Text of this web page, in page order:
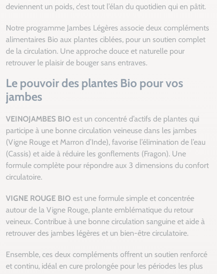
deviennent un poids, c’est tout l’élan du quotidien qui en pâtit.
Notre programme Jambes Légères associe deux compléments
alimentaires Bio aux plantes ciblées, pour un soutien complet
de la circulation. Une approche douce et naturelle pour
retrouver le plaisir de bouger sans entraves.
Le pouvoir des plantes Bio pour vos
jambes
VEINOJAMBES BIO est un concentré d’actifs de plantes qui
participe à une bonne circulation veineuse dans les jambes
(Vigne Rouge et Marron d’Inde), favorise l’élimination de l’eau
(Cassis) et aide à réduire les gonflements (Fragon). Une
formule complète pour répondre aux 3 dimensions du confort
circulatoire.
VIGNE ROUGE BIO est une formule simple et concentrée
autour de la Vigne Rouge, plante emblématique du retour
veineux. Contribue à une bonne circulation sanguine et aide à
retrouver des jambes légères et un bien-être circulatoire.
Ensemble, ces deux compléments offrent un soutien renforcé
et continu, idéal en cure prolongée pour les périodes les plus